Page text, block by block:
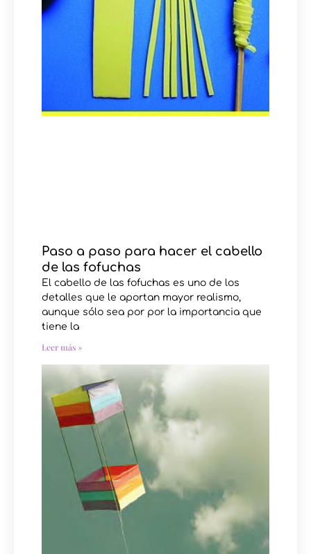
Paso a paso para hacer el cabello
de las fofuchas
El cabello de las fofuchas es uno de los
detalles que le aportan mayor realismo,
aunque sólo sea por por la importancia que
tiene la
Leer más »